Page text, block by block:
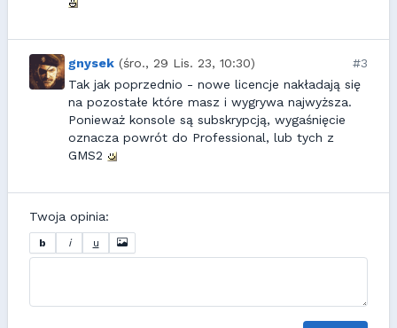
gnysek (śro., 29 Lis. 23, 10:30)
#3
Tak jak poprzednio - nowe licencje nakładają się
na pozostałe które masz i wygrywa najwyższa.
Ponieważ konsole są subskrypcją, wygaśnięcie
oznacza powrót do Professional, lub tych z
GMS2
Twoja opinia:
b i u